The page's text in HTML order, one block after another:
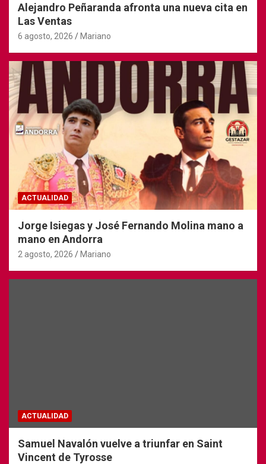
Alejandro Peñaranda afronta una nueva cita en
Las Ventas
6 agosto, 2026 Mariano
ACTUALIDAD
Jorge Isiegas y José Fernando Molina mano a
mano en Andorra
2 agosto, 2026 Mariano
ACTUALIDAD
Samuel Navalón vuelve a triunfar en Saint
Vincent de Tyrosse